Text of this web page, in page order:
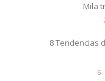
Mila
8 Tendencias
6